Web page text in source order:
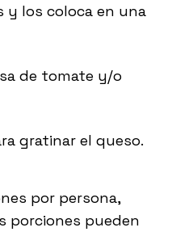
y los coloca en una
de tomate y/o
gratinar el queso.
por persona,
porciones pueden